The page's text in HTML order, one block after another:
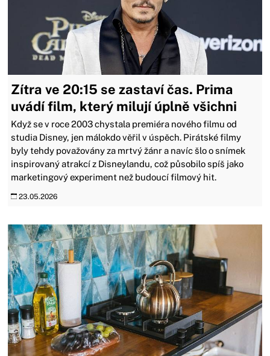
Zítra ve 20:15 se zastaví čas. Prima
uvádí film, který milují úplně všichni
Když se v roce 2003 chystala premiéra nového filmu od
studia Disney, jen málokdo věřil v úspěch. Pirátské filmy
byly tehdy považovány za mrtvý žánr a navíc šlo o snímek
inspirovaný atrakcí z Disneylandu, což působilo spíš jako
marketingový experiment než budoucí filmový hit.
23.05.2026